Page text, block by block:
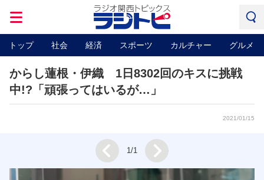
トップ 社会 経済 スポーツ カルチャー グルメ
からし蓮根・伊織 1日8302回のキスに挑戦
中!?「頑張ってはいるが…」
2021/01/15
Prev 1/1 Next